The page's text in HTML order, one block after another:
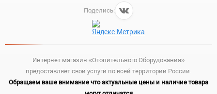
Поделись:
Интернет магазин «Отопительного Оборудования»
предоставляет свои услуги по всей территории России.
Обращаем ваше внимание что актуальные цены и наличие товара